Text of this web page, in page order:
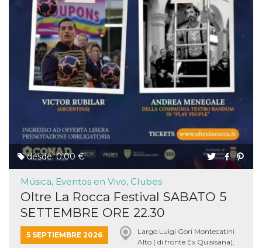
desde: 0,00 €
Música, Eventos en Vivo, Clubes
Oltre La Rocca Festival SABATO 5
SETTEMBRE ORE 22.30
5 SEPTIEMBRE 2026
Largo Luigi Gori Montecatini
Alto ( di fronte Ex Quisisana),